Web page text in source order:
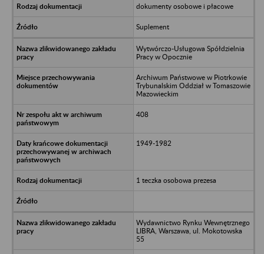
dokumenty osobowe i płacowe
Suplement
Wytwórczo-Usługowa Spółdzielnia
Pracy w Opocznie
Archiwum Państwowe w Piotrkowie
Trybunalskim Oddział w Tomaszowie
Mazowieckim
408
1949-1982
1 teczka osobowa prezesa
Wydawnictwo Rynku Wewnętrznego
LIBRA, Warszawa, ul. Mokotowska
55